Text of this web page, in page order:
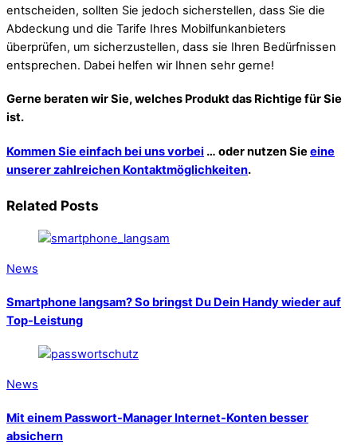
entscheiden, sollten Sie jedoch sicherstellen, dass Sie die
Abdeckung und die Tarife Ihres Mobilfunkanbieters
überprüfen, um sicherzustellen, dass sie Ihren Bedürfnissen
entsprechen. Dabei helfen wir Ihnen sehr gerne!
Gerne beraten wir Sie, welches Produkt das Richtige für Sie
ist.
Kommen Sie einfach bei uns vorbei … oder nutzen Sie eine
unserer zahlreichen Kontaktmöglichkeiten.
Related Posts
News
Smartphone langsam? So bringst Du Dein Handy wieder auf
Top-Leistung
News
Mit einem Passwort-Manager Internet-Konten besser
absichern